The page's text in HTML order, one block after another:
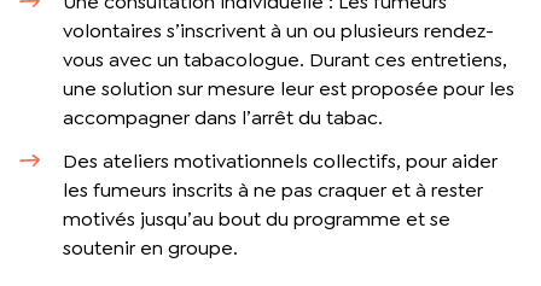
volontaires s’inscrivent à un ou plusieurs rendez-
vous avec un tabacologue. Durant ces entretiens,
une solution sur mesure leur est proposée pour les
accompagner dans l’arrêt du tabac.
Des ateliers motivationnels collectifs, pour aider
les fumeurs inscrits à ne pas craquer et à rester
motivés jusqu’au bout du programme et se
soutenir en groupe.